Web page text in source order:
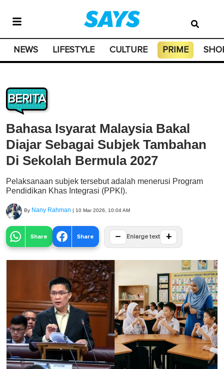
NEWS LIFESTYLE CULTURE PRIME
BERITA
Bahasa Isyarat Malaysia Bakal
Diajar Sebagai Subjek Tambahan
Di Sekolah Bermula 2027
Pelaksanaan subjek tersebut adalah menerusi Program
Pendidikan Khas Integrasi (PPKI).
By Nany Rahman | 10 Mar 2026, 10:04 AM
Share Share − Enlarge text +